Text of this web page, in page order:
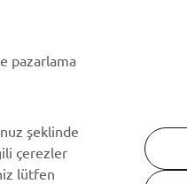
pazarlama
şeklinde
çerezler
lütfen